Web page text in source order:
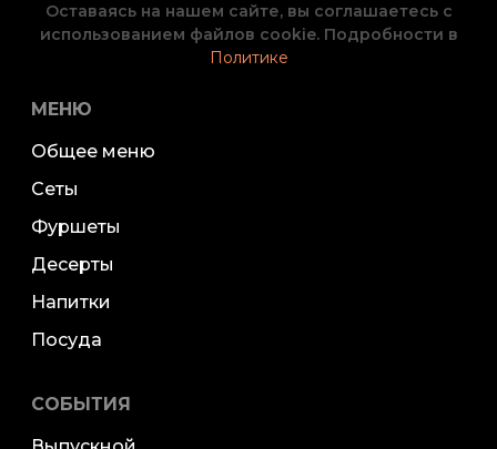
Оставаясь на нашем сайте, вы соглашаетесь с
использованием файлов cookie. Подробности в
Политике
МЕНЮ
Общее меню
Сеты
Фуршеты
Десерты
Напитки
Посуда
СОБЫТИЯ